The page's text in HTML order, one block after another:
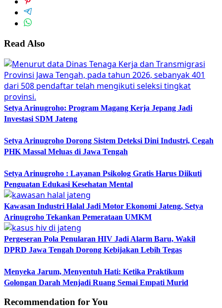
Read Also
Setya Arinugroho: Program Magang Kerja Jepang Jadi
Investasi SDM Jateng
Setya Arinugroho Dorong Sistem Deteksi Dini Industri, Cegah
PHK Massal Meluas di Jawa Tengah
Setya Arinugroho : Layanan Psikolog Gratis Harus Diikuti
Penguatan Edukasi Kesehatan Mental
Kawasan Industri Halal Jadi Motor Ekonomi Jateng, Setya
Arinugroho Tekankan Pemerataan UMKM
Pergeseran Pola Penularan HIV Jadi Alarm Baru, Wakil
DPRD Jawa Tengah Dorong Kebijakan Lebih Tegas
Menyeka Jarum, Menyentuh Hati: Ketika Praktikum
Golongan Darah Menjadi Ruang Semai Empati Murid
Recommendation for You